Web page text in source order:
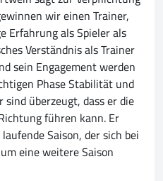
wir einen Trainer,
Erfahrung als Spieler als
Verständnis als Trainer
sein Engagement werden
Phase Stabilität und
überzeugt, dass er die
führen kann. Er
Saison, der sich bei
eine weitere Saison